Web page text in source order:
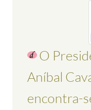
O
Aníbal
encontra-